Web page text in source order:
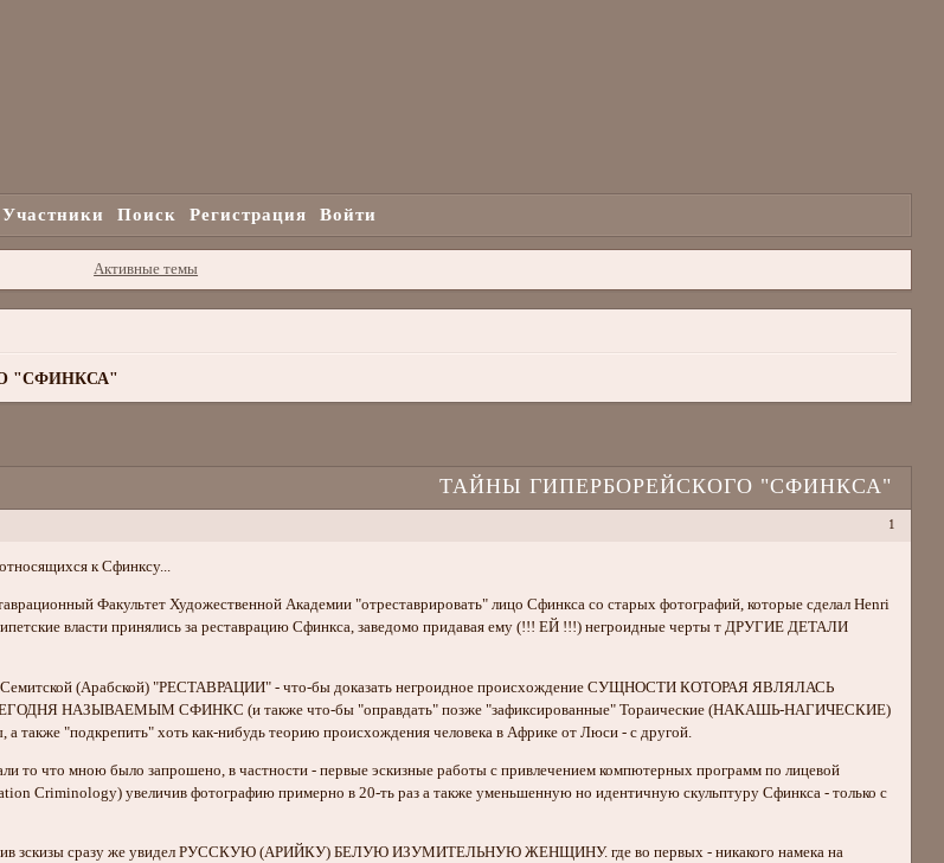
Участники Поиск Регистрация Войти
Активные темы
"СФИНКСА"
ТАЙНЫ ГИПЕРБОРЕЙСКОГО "СФИНКСА"
1
к Сфинксу...
Факультет Художественной Академии "отреставрировать" лицо Сфинкса со старых фотографий, которые сделал Henri
власти принялись за реставрацию Сфинкса, заведомо придавая ему (!!! ЕЙ !!!) негроидные черты т ДРУГИЕ ДЕТАЛИ
Семитской (Арабской) "РЕСТАВРАЦИИ" - что-бы доказать негроидное происхождение СУЩНОСТИ КОТОРАЯ ЯВЛЯЛАСЬ
НАЗЫВАЕМЫМ СФИНКС (и также что-бы "оправдать" позже "зафиксированные" Тораические (НАКАШЬ-НАГИЧЕСКИЕ)
а также "подкрепить" хоть как-нибудь теорию происхождения человека в Африке от Люси - с другой.
то что мною было запрошено, в частности - первые эскизные работы с привлечением компютерных программ по лицевой
Criminology) увеличив фотографию примерно в 20-ть раз а также уменьшенную но идентичную скульптуру Сфинкса - только с
зскизы сразу же увидел РУССКУЮ (АРИЙКУ) БЕЛУЮ ИЗУМИТЕЛЬНУЮ ЖЕНЩИНУ. где во первых - никакого намека на